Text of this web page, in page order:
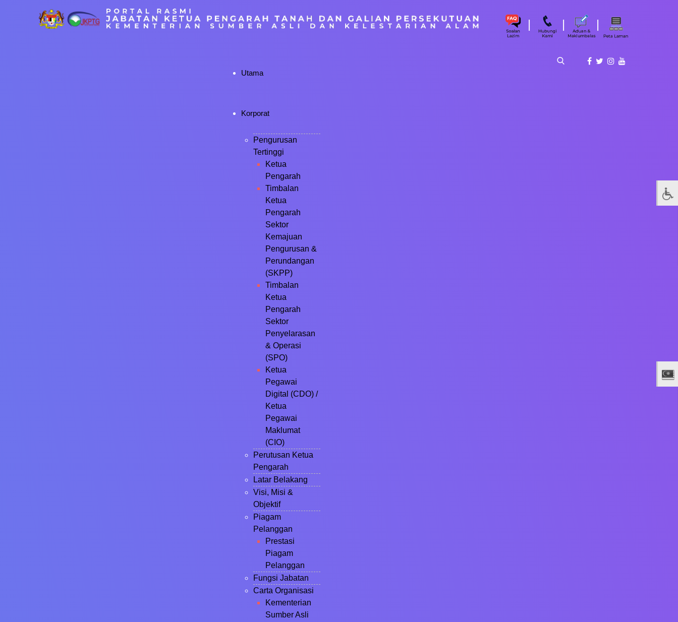
| | |
Utama
Korporat
Pengurusan
Tertinggi
Ketua
Pengarah
Timbalan
Ketua
Pengarah
Sektor
Kemajuan
Pengurusan &
Perundangan
(SKPP)
Timbalan
Ketua
Pengarah
Sektor
Penyelarasan
& Operasi
(SPO)
Ketua
Pegawai
Digital (CDO) /
Ketua
Pegawai
Maklumat
(CIO)
Perutusan Ketua
Pengarah
Latar Belakang
Visi, Misi &
Objektif
Piagam
Pelanggan
Prestasi
Piagam
Pelanggan
Fungsi Jabatan
Carta Organisasi
Kementerian
Sumber Asli